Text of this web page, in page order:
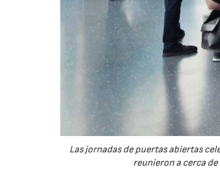
Las jornadas de puertas abiertas
reunieron a cerca